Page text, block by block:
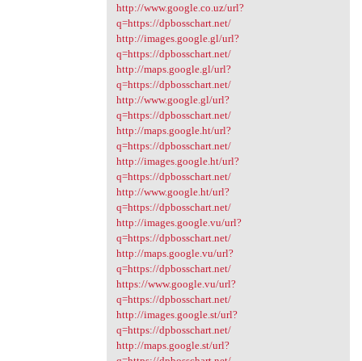
http://www.google.co.uz/url?
q=https://dpbosschart.net/
http://images.google.gl/url?
q=https://dpbosschart.net/
http://maps.google.gl/url?
q=https://dpbosschart.net/
http://www.google.gl/url?
q=https://dpbosschart.net/
http://maps.google.ht/url?
q=https://dpbosschart.net/
http://images.google.ht/url?
q=https://dpbosschart.net/
http://www.google.ht/url?
q=https://dpbosschart.net/
http://images.google.vu/url?
q=https://dpbosschart.net/
http://maps.google.vu/url?
q=https://dpbosschart.net/
https://www.google.vu/url?
q=https://dpbosschart.net/
http://images.google.st/url?
q=https://dpbosschart.net/
http://maps.google.st/url?